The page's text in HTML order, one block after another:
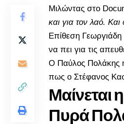
Μιλώντας στο
και για τον λαό. Και
Επίθεση Γεωργιάδη
να πει για τις
O Παύλος Πολάκης
πως ο Στέφανος
Μαίνεται
Πυρά